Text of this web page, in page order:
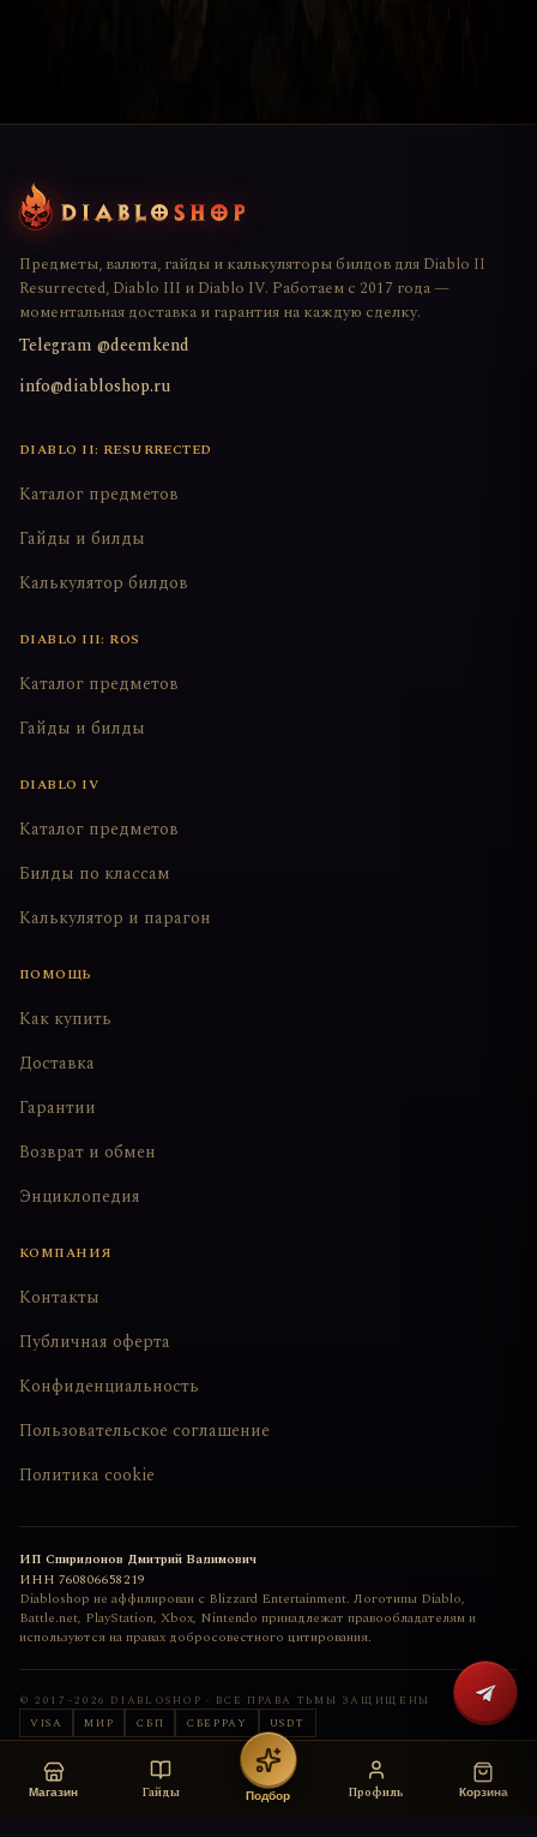
Предметы, валюта, гайды и калькуляторы билдов для Diablo II
Resurrected, Diablo III и Diablo IV. Работаем с 2017 года —
моментальная доставка и гарантия на каждую сделку.
Telegram @deemkend
info@diabloshop.ru
DIABLO II: RESURRECTED
Каталог предметов
Гайды и билды
Калькулятор билдов
DIABLO III: ROS
Каталог предметов
Гайды и билды
DIABLO IV
Каталог предметов
Билды по классам
Калькулятор и парагон
ПОМОЩЬ
Как купить
Доставка
Гарантии
Возврат и обмен
Энциклопедия
КОМПАНИЯ
Контакты
Публичная оферта
Конфиденциальность
Пользовательское соглашение
Политика cookie
ИП Спиридонов Дмитрий Вадимович
ИНН 760806658219
Diabloshop не аффилирован с Blizzard Entertainment. Логотипы Diablo,
Battle.net, PlayStation, Xbox, Nintendo принадлежат правообладателям и
используются на правах добросовестного цитирования.
© 2017–2026 DIABLOSHOP · ВСЕ ПРАВА ТЬМЫ ЗАЩИЩЕНЫ
VISA
МИР СБП СБЕРPAY USDT
Сайт сделан с любовью deemkend
Магазин Гайды Подбор Профиль Корзина